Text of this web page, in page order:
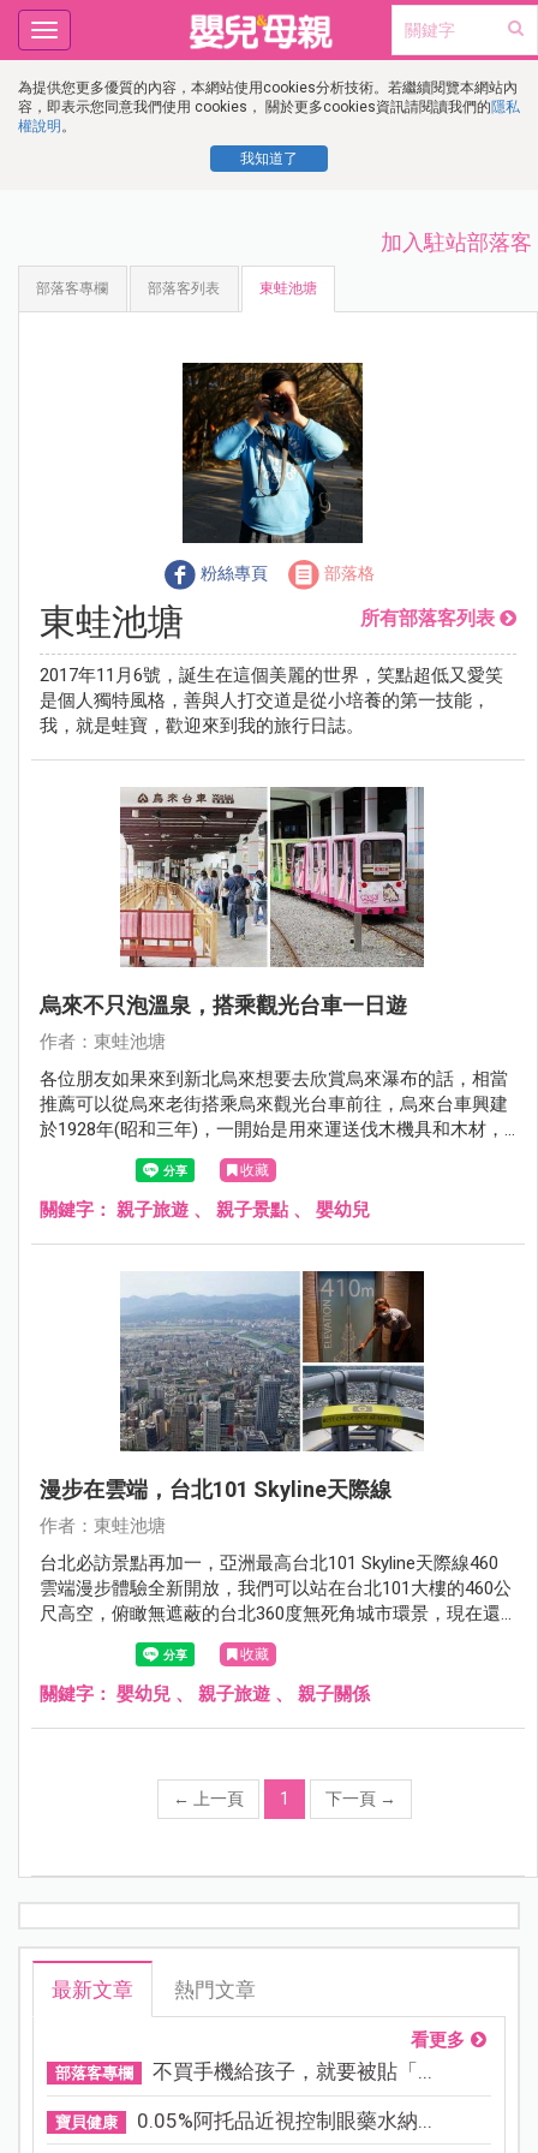
為提供您更多優質的內容，本網站使用cookies分析技術。若繼續閱覽本網站內
容，即表示您同意我們使用 cookies， 關於更多cookies資訊請閱讀我們的隱私
權說明 。
我知道了
Toggle
navigation
加入駐站部落客
部落客專欄 部落客列表 東蛙池塘
粉絲專頁 部落格
東蛙池塘 所有部落客列表
2017年11月6號，誕生在這個美麗的世界，笑點超低又愛笑
是個人獨特風格，善與人打交道是從小培養的第一技能，
我，就是蛙寶，歡迎來到我的旅行日誌。
烏來不只泡溫泉，搭乘觀光台車一日遊
作者：東蛙池塘
各位朋友如果來到新北烏來想要去欣賞烏來瀑布的話，相當
推薦可以從烏來老街搭乘烏來觀光台車前往，烏來台車興建
於1928年(昭和三年)，一開始是用來運送伐木機具和木材，
1951年出現手推式載客台車，1964年擴建為雙軌，1974年將
台車動力機械化，「烏來觀光台車」正式誕生，我們可以從
烏來老街搭配烏來觀光台車前往烏來瀑布，單程票價是50
收藏
關鍵字： 親子旅遊 、 親子景點 、 嬰幼兒
漫步在雲端，台北101 Skyline天際線
作者：東蛙池塘
台北必訪景點再加一，亞洲最高台北101 Skyline天際線460
雲端漫步體驗全新開放，我們可以站在台北101大樓的460公
尺高空，俯瞰無遮蔽的台北360度無死角城市環景，現在還
有推出台灣籍平日半價限定優惠雙人套票，包含快速通關門
票、專屬紀念照、101紀念品以及雲朵咖啡，光是專屬紀念
照就值回票價，這樣的經驗真的是太特別了，有興趣的朋友
收藏
關鍵字： 嬰幼兒 、 親子旅遊 、 親子關係
← 上一頁 1 下一頁 →
最新文章 熱門文章
看更多
部落客專欄 不買手機給孩子，就要被貼「...
寶貝健康 0.05%阿托品近視控制眼藥水納...